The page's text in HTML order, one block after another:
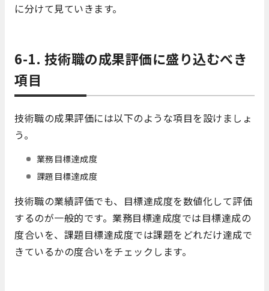
に分けて見ていきます。
6-1. 技術職の成果評価に盛り込むべき
項目
技術職の成果評価には以下のような項目を設けましょ
う。
業務目標達成度
課題目標達成度
技術職の業績評価でも、目標達成度を数値化して評価
するのが一般的です。業務目標達成度では目標達成の
度合いを、課題目標達成度では課題をどれだけ達成で
きているかの度合いをチェックします。